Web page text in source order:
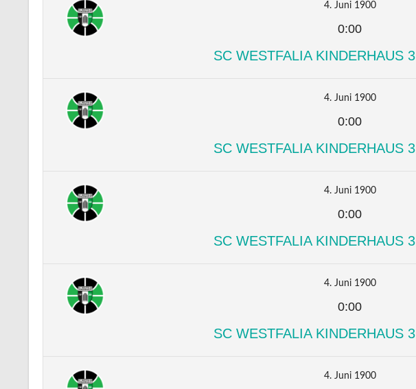
4. Juni 1900
0:00
SC WESTFALIA KINDERHAUS 3
4. Juni 1900
0:00
SC WESTFALIA KINDERHAUS 3
4. Juni 1900
0:00
SC WESTFALIA KINDERHAUS 3
4. Juni 1900
0:00
SC WESTFALIA KINDERHAUS 3
4. Juni 1900